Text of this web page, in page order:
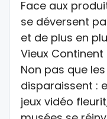
Face aux
se déversent
et de plus en
Vieux
Non pas que
disparaissent :
jeux vidéo